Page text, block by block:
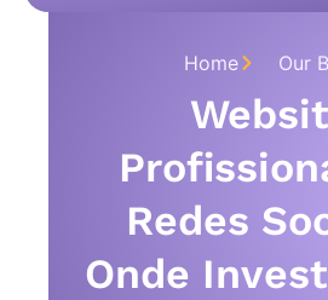
Home Our
Redes
Onde